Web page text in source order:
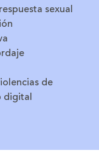
sexual
de
digital